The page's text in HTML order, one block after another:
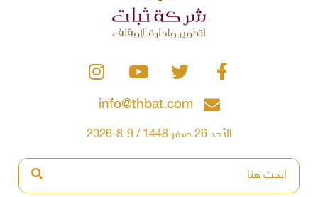
info@thbat.com
الأحد 26 صفر 1448 / 9-8-2026